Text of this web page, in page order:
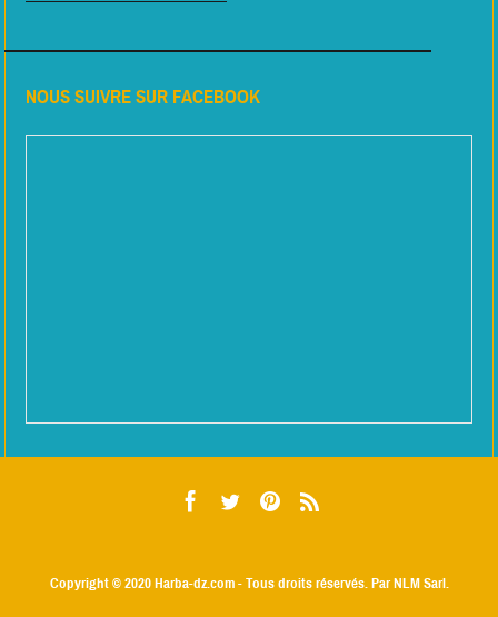
NOUS SUIVRE SUR FACEBOOK
Copyright © 2020Harba-dz.com- Tous droits réservés. Par NLM Sarl.